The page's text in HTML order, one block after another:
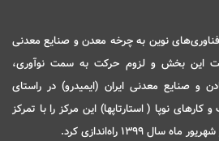
نوین به چرخه معدن و صنایع معدنی
این بخش و لزوم حرکت به سمت نوآوری،
و صنایع معدنی ایران (ایمیدرو) در راستای
نوپا ( استارتاپها) این مرکز را با تمرکز
1399 راه‌اندازی کرد.